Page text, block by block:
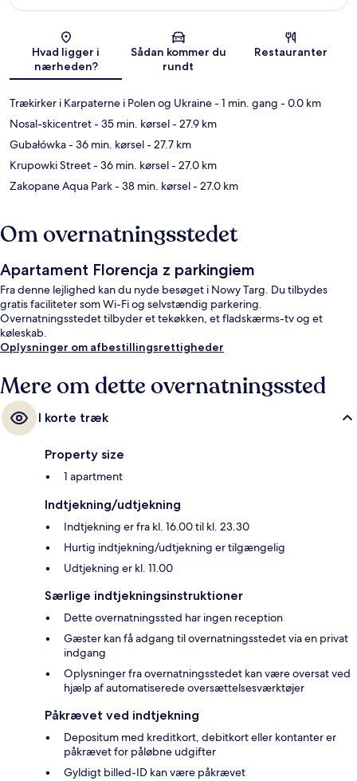
Kort
Hvad ligger i
nærheden?
Sådan kommer du
rundt
Restauranter
Trækirker i Karpaterne i Polen og Ukraine- 1 min. gang - 0.0 km
Nosal-skicentret- 35 min. kørsel- 27.9 km
Gubałówka- 36 min. kørsel- 27.7 km
Krupowki Street- 36 min. kørsel- 27.0 km
Zakopane Aqua Park- 38 min. kørsel- 27.0 km
Om overnatningsstedet
Apartament Florencja z parkingiem
Fra denne lejlighed kan du nyde besøget i Nowy Targ. Du tilbydes
gratis faciliteter som Wi-Fi og selvstændig parkering.
Overnatningsstedet tilbyder et tekøkken, et fladskærms-tv og et
køleskab.
Oplysninger om afbestillingsrettigheder
Mere om dette overnatningssted
I korte træk
Property size
1 apartment
Indtjekning/udtjekning
Indtjekning er fra kl. 16.00 til kl. 23.30
Hurtig indtjekning/udtjekning er tilgængelig
Udtjekning er kl. 11.00
Særlige indtjekningsinstruktioner
Dette overnatningssted har ingen reception
Gæster kan få adgang til overnatningsstedet via en privat
indgang
Oplysninger fra overnatningsstedet kan være oversat ved
hjælp af automatiserede oversættelsesværktøjer
Påkrævet ved indtjekning
Depositum med kreditkort, debitkort eller kontanter er
påkrævet for påløbne udgifter
Gyldigt billed-ID kan være påkrævet